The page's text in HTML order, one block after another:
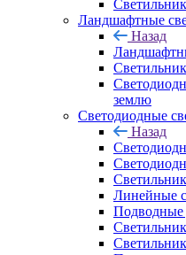
Ландшафтные
Назад
землю
Светодиодные
Назад
Линейные
Подводные